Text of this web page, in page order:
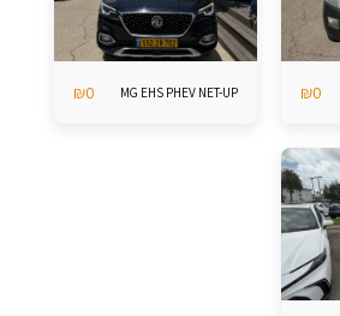
₪0
MG EHS PHEV NET-UP
₪0